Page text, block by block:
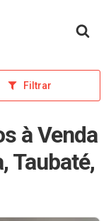
Filtrar
à Venda
Taubaté,